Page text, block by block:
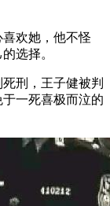
欢她，他不怪
选择。
刑，王子健被判
一死喜极而泣的